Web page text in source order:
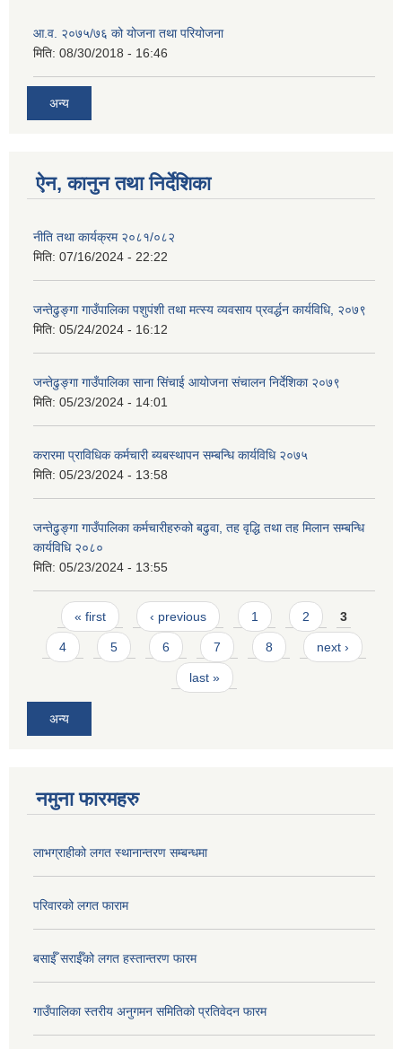
आ.व. २०७५/७६ को योजना तथा परियोजना
मिति: 08/30/2018 - 16:46
अन्य
ऐन, कानुन तथा निर्देशिका
नीति तथा कार्यक्रम २०८१/०८२
मिति: 07/16/2024 - 22:22
जन्तेढुङ्गा गाउँपालिका पशुपंशी तथा मत्स्य व्यवसाय प्रवर्द्धन कार्यविधि, २०७९
मिति: 05/24/2024 - 16:12
जन्तेढुङ्गा गाउँपालिका साना सिंचाई आयोजना संचालन निर्देशिका २०७९
मिति: 05/23/2024 - 14:01
करारमा प्राविधिक कर्मचारी ब्यबस्थापन सम्बन्धि कार्यविधि २०७५
मिति: 05/23/2024 - 13:58
जन्तेढुङ्गा गाउँपालिका कर्मचारीहरुको बढुवा, तह वृद्धि तथा तह मिलान सम्बन्धि
कार्यविधि २०८०
मिति: 05/23/2024 - 13:55
Pages
« first ‹ previous 1 2 3
4 5 6 7 8 next ›
last »
अन्य
नमुना फारमहरु
लाभग्राहीको लगत स्थानान्तरण सम्बन्धमा
परिवारको लगत फाराम
बसाईँ सराईँको लगत हस्तान्तरण फारम
गाउँपालिका स्तरीय अनुगमन समितिको प्रतिवेदन फारम